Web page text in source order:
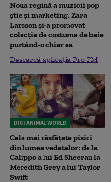
Noua regină a muzicii pop
știe și marketing. Zara
Larsson și-a promovat
colecția de costume de baie
purtând-o chiar ea
Descarcă aplicația Pro FM
DIGI ANIMAL WORLD
Cele mai răsfățate pisici
din lumea vedetelor: de la
Calippo a lui Ed Sheeran la
Meredith Grey a lui Taylor
Swift